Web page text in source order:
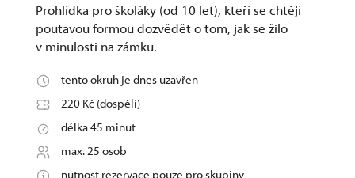
Prohlídka pro školáky (od 10 let), kteří se chtějí
poutavou formou dozvědět o tom, jak se žilo
v minulosti na zámku.
tento okruh je dnes uzavřen
220 Kč (dospělí)
délka 45 minut
max. 25 osob
nutnost rezervace pouze pro skupiny